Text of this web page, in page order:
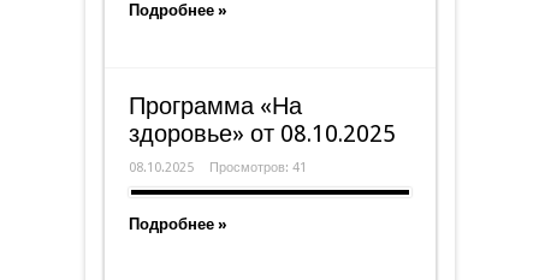
Подробнее »
Программа «На
здоровье» от 08.10.2025
08.10.2025 Просмотров: 41
Подробнее »